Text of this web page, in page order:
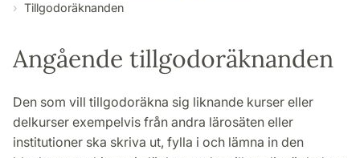
översättning till svenska
Tillgodoräknanden
Angående tillgodoräknanden
Den som vill tillgodoräkna sig liknande kurser eller
delkurser exempelvis från andra lärosäten eller
institutioner ska skriva ut, fylla i och lämna in den